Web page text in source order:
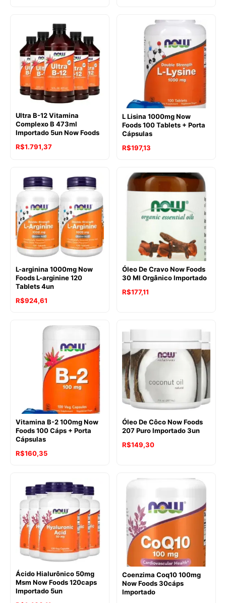
Ultra B-12 Vitamina
Complexo B 473ml
Importado 5un Now Foods
R$1.791,37
L Lisina 1000mg Now
Foods 100 Tablets + Porta
Cápsulas
R$197,13
L-arginina 1000mg Now
Foods L-arginine 120
Tablets 4un
R$924,61
Óleo De Cravo Now Foods
30 Ml Orgânico Importado
R$177,11
Vitamina B-2 100mg Now
Foods 100 Cáps + Porta
Cápsulas
R$160,35
Óleo De Côco Now Foods
207 Puro Importado 3un
R$149,30
Ácido Hialurônico 50mg
Msm Now Foods 120caps
Importado 5un
Coenzima Coq10 100mg
Now Foods 30cáps
Importado